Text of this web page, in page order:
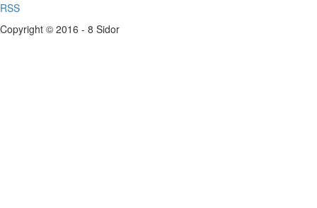
RSS
Copyright © 2016 - 8 Sidor